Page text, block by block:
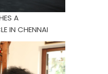
A
IN CHENNAI